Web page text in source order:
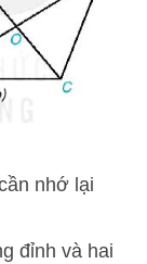
nhớ lại
đỉnh và hai